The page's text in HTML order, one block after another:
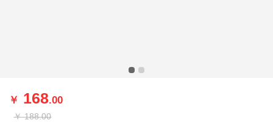
￥ 168.00
￥ 188.00